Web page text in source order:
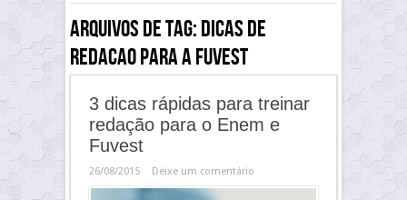
Arquivos de Tag:dicas de
redacao para a fuvest
3 dicas rápidas para treinar
redação para o Enem e
Fuvest
26/08/2015 Deixe um comentário